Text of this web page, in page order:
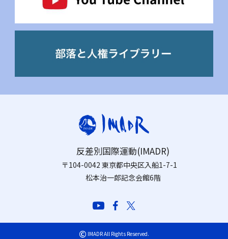
反差別国際運動(IMADR)
〒104-0042 東京都中央区入船1-7-1
松本治一郎記念会館6階
© IMADR All Rights Reserved.